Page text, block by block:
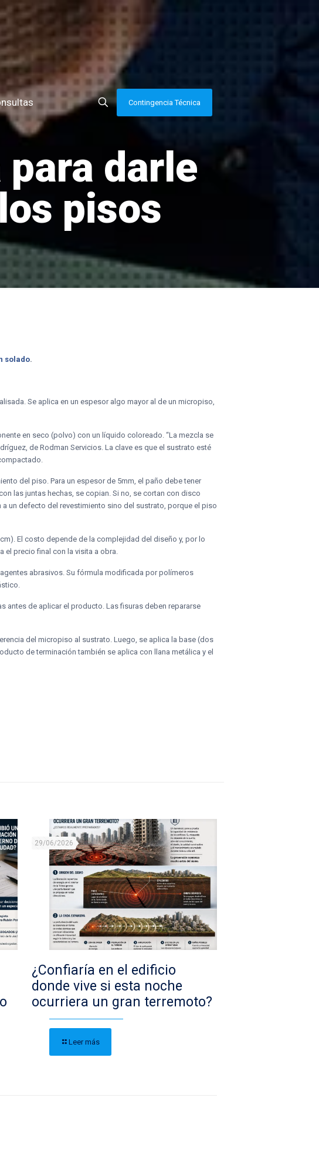
Contingencia Técnica
darle
pisos
solado.
Se aplica en un espesor algo mayor al de un micropiso,
en seco (polvo) con un líquido coloreado. “La mezcla se
de Rodman Servicios. La clave es que el sustrato esté
del piso. Para un espesor de 5mm, el paño debe tener
las juntas hechas, se copian. Si no, se cortan con disco
un defecto del revestimiento sino del sustrato, porque el piso
El costo depende de la complejidad del diseño y, por lo
el precio final con la visita a obra.
abrasivos. Su fórmula modificada por polímeros
antes de aplicar el producto. Las fisuras deben repararse
del micropiso al sustrato. Luego, se aplica la base (dos
de terminación también se aplica con llana metálica y el
29/06/2026
¿Confiaría en el edificio
donde vive si esta noche
ocurriera un gran terremoto?
Leer más